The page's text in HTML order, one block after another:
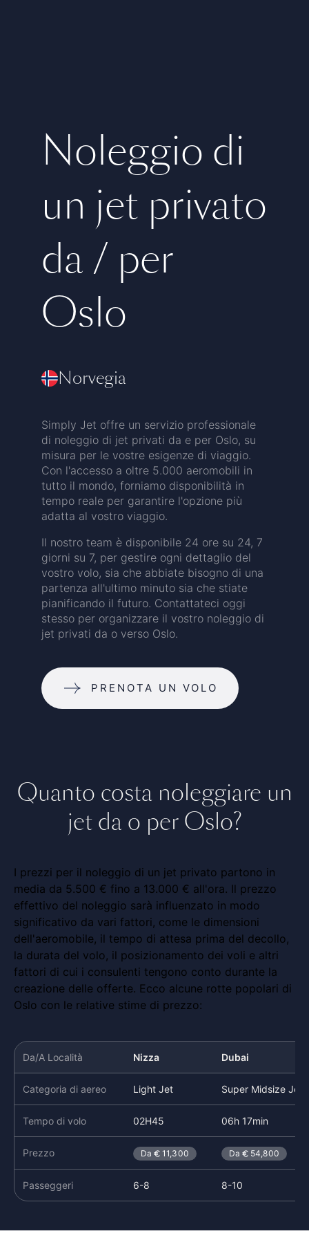
Noleggio di
un jet privato
da / per
Oslo
Norvegia
Simply Jet offre un servizio professionale
di noleggio di jet privati da e per Oslo, su
misura per le vostre esigenze di viaggio.
Con l'accesso a oltre 5.000 aeromobili in
tutto il mondo, forniamo disponibilità in
tempo reale per garantire l'opzione più
adatta al vostro viaggio.
Il nostro team è disponibile 24 ore su 24, 7
giorni su 7, per gestire ogni dettaglio del
vostro volo, sia che abbiate bisogno di una
partenza all'ultimo minuto sia che stiate
pianificando il futuro. Contattateci oggi
stesso per organizzare il vostro noleggio di
jet privati da o verso Oslo.
PRENOTA UN VOLO
Quanto costa noleggiare un
jet da o per Oslo?
I prezzi per il noleggio di un jet privato partono in
media da 5.500 € fino a 13.000 € all'ora. Il prezzo
effettivo del noleggio sarà influenzato in modo
significativo da vari fattori, come le dimensioni
dell'aeromobile, il tempo di attesa prima del decollo,
la durata del volo, il posizionamento dei voli e altri
fattori di cui i consulenti tengono conto durante la
creazione delle offerte. Ecco alcune rotte popolari di
Oslo con le relative stime di prezzo:
Da/A Località Nizza Dubai
Categoria di aereo Light Jet Super Midsize Jet
Tempo di volo 02H45 06h 17min
Prezzo Da 11,300 Da 54,800
Passeggeri 6-8 8-10